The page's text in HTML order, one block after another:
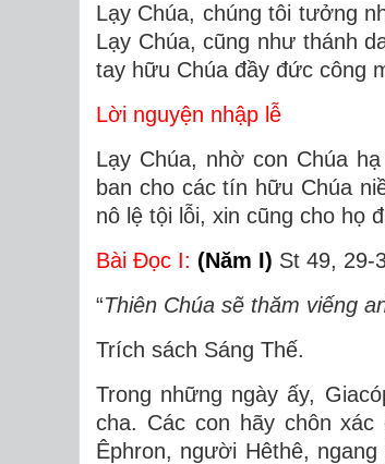
Lạy Chúa, chúng tôi tưởng
Lạy Chúa, cũng như thánh
tay hữu Chúa đầy đức công
Lời nguyện nhập lễ
Lạy Chúa, nhờ con Chúa
ban cho các tín hữu Chúa
nô lệ tội lỗi, xin cũng cho họ
Bài Ðọc I: (Năm I) St 49, 29-
“Thiên Chúa sẽ thăm viếng
Trích sách Sáng Thế.
Trong những ngày ấy,
cha. Các con hãy chôn
Êphron, người Hêthê,